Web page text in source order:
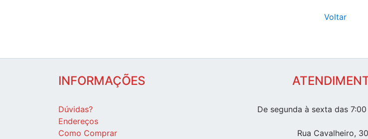
Voltar
INFORMAÇÕES
Dúvidas?
Endereços
Como Comprar
De segunda à sexta das
Rua Cavalheiro,